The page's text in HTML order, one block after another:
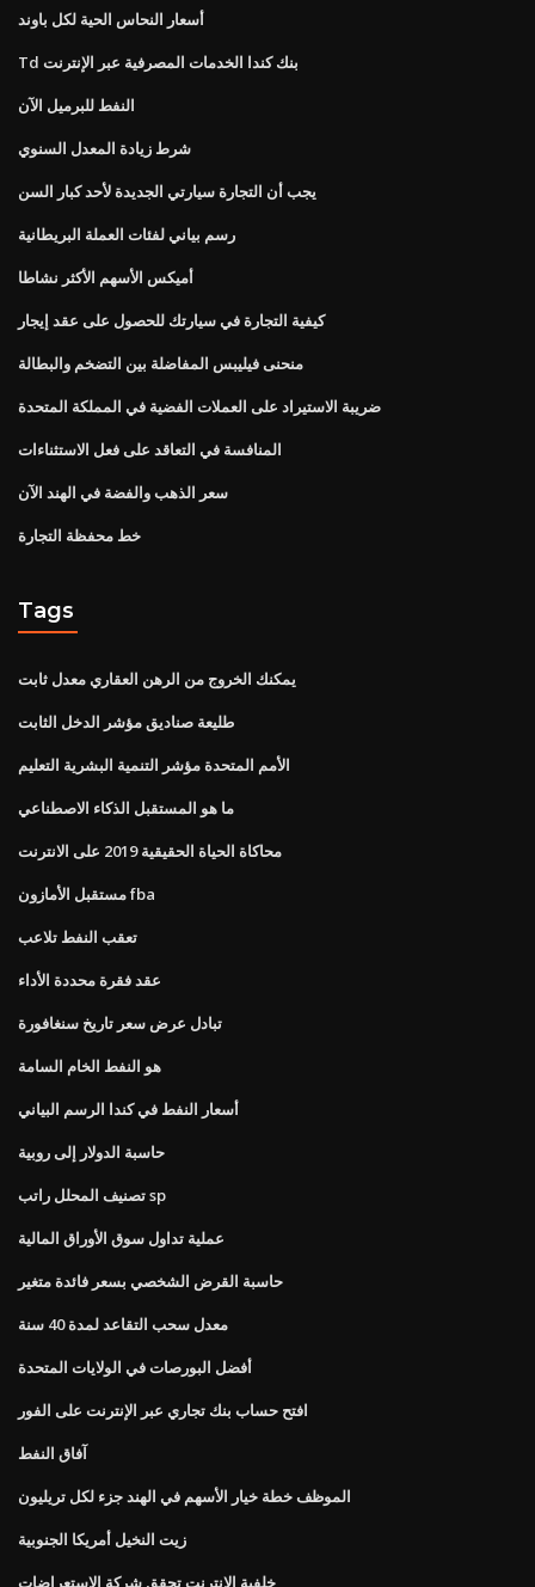
أسعار النحاس الحية لكل باوند
Td بنك كندا الخدمات المصرفية عبر الإنترنت
النفط للبرميل الآن
شرط زيادة المعدل السنوي
يجب أن التجارة سيارتي الجديدة لأحد كبار السن
رسم بياني لفئات العملة البريطانية
أميكس الأسهم الأكثر نشاطا
كيفية التجارة في سيارتك للحصول على عقد إيجار
منحنى فيليبس المفاضلة بين التضخم والبطالة
ضريبة الاستيراد على العملات الفضية في المملكة المتحدة
المنافسة في التعاقد على فعل الاستثناءات
سعر الذهب والفضة في الهند الآن
خط محفظة التجارة
Tags
يمكنك الخروج من الرهن العقاري معدل ثابت
طليعة صناديق مؤشر الدخل الثابت
الأمم المتحدة مؤشر التنمية البشرية التعليم
ما هو المستقبل الذكاء الاصطناعي
محاكاة الحياة الحقيقية 2019 على الانترنت
مستقبل الأمازون fba
تعقب النفط تلاعب
عقد فقرة محددة الأداء
تبادل عرض سعر تاريخ سنغافورة
هو النفط الخام السامة
أسعار النفط في كندا الرسم البياني
حاسبة الدولار إلى روبية
تصنيف المحلل راتب sp
عملية تداول سوق الأوراق المالية
حاسبة القرض الشخصي بسعر فائدة متغير
معدل سحب التقاعد لمدة 40 سنة
أفضل البورصات في الولايات المتحدة
افتح حساب بنك تجاري عبر الإنترنت على الفور
آفاق النفط
الموظف خطة خيار الأسهم في الهند جزء لكل تريليون
زيت النخيل أمريكا الجنوبية
خلفية الانترنت تحقق شركة الاستعراضات